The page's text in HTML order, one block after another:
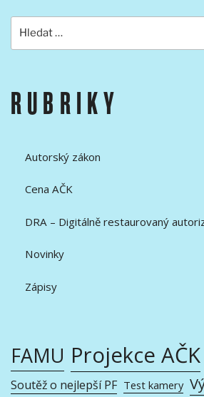
RUBRIKY
Autorský zákon
Cena AČK
DRA – Digitálně restaurovaný
Novinky
Zápisy
FAMU Projekce AČK
Soutěž o nejlepší PF Test kamery